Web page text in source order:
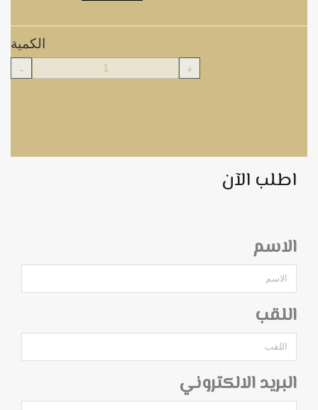
الكمية
- +
اطلب الآن
الاسم
اللقب
البريد الالكتروني